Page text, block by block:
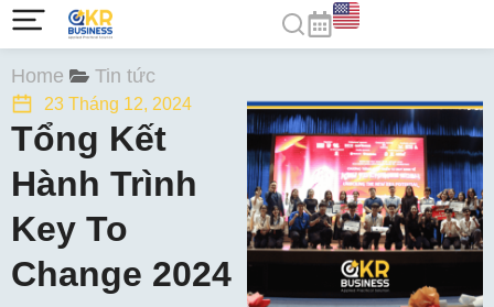
You are here:
Home Tin tức
23 Tháng 12, 2024
Tổng Kết
Hành Trình
Key To
Change 2024